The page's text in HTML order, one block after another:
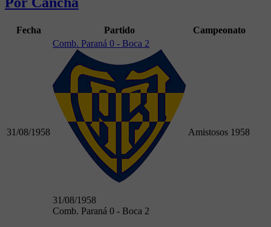
Fecha Partido Campeonato
31/08/1958
Comb. Paraná 0 - Boca 2
31/08/1958
Comb. Paraná 0 - Boca 2
Amistosos 1958